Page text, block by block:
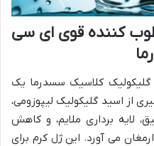
کننده قوی ای سی
کلاسیک سسدرما یک
از اسید گلیکولیک لیپوزومی،
لایه برداری ملایم، و کاهش
می آورد. این ژل کرم برای